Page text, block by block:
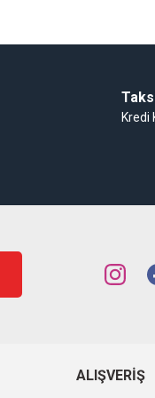
Kredi
ALIŞVERIŞ